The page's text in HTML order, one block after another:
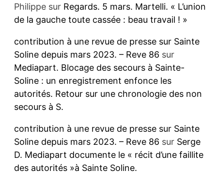
Philippesur Regards. 5 mars. Martelli. « L’union
de la gauche toute cassée : beau travail ! »
contribution à une revue de presse sur Sainte
Soline depuis mars 2023. – Reve 86 sur
Mediapart. Blocage des secours à Sainte-
Soline : un enregistrement enfonce les
autorités. Retour sur une chronologie des non
secours à S.
contribution à une revue de presse sur Sainte
Soline depuis mars 2023. – Reve 86 sur Serge
D. Mediapart documente le « récit d’une faillite
des autorités »à Sainte Soline.